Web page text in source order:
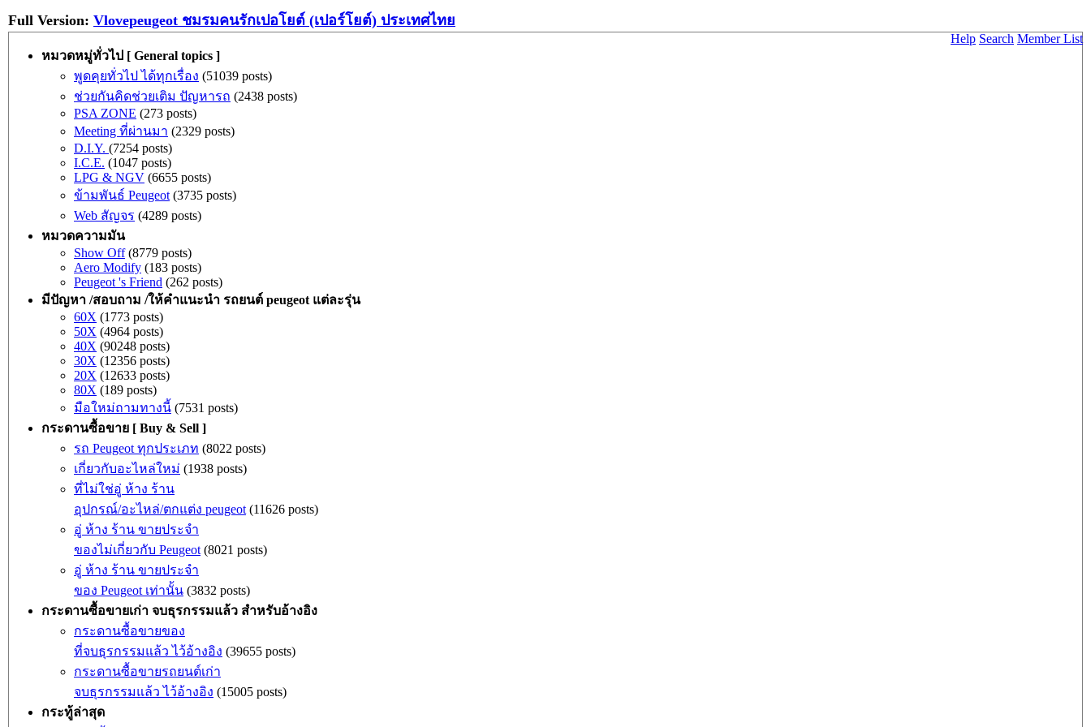
Full Version: Vlovepeugeot ชมรมคนรักเปอโยต์ (เปอร์โยต์) ประเทศไทย
Help Search Member List
หมวดหมู่ทั่วไป [ General topics ]
พูดคุยทั่วไป ได้ทุกเรื่อง (51039 posts)
ช่วยกันคิดช่วยเติม ปัญหารถ (2438 posts)
PSA ZONE (273 posts)
Meeting ที่ผ่านมา (2329 posts)
D.I.Y. (7254 posts)
I.C.E. (1047 posts)
LPG & NGV (6655 posts)
ข้ามพันธ์ Peugeot (3735 posts)
Web สัญจร (4289 posts)
หมวดความมัน
Show Off(8779 posts)
Aero Modify (183 posts)
Peugeot 's Friend (262 posts)
มีปัญหา /สอบถาม /ให้คำแนะนำ รถยนต์ peugeot แต่ละรุ่น
60X (1773 posts)
50X (4964 posts)
40X (90248 posts)
30X (12356 posts)
20X (12633 posts)
80X (189 posts)
มือใหม่ถามทางนี้ (7531 posts)
กระดานซื้อขาย [ Buy & Sell ]
รถ Peugeot ทุกประเภท (8022 posts)
เกี่ยวกับอะไหล่ใหม่ (1938 posts)
ที่ไม่ใช่อู่ ห้าง ร้าน
อุปกรณ์/อะไหล่/ตกแต่ง peugeot (11626 posts)
อู่ ห้าง ร้าน ขายประจำ
ของไม่เกี่ยวกับ Peugeot (8021 posts)
อู่ ห้าง ร้าน ขายประจำ
ของ Peugeot เท่านั้น (3832 posts)
กระดานซื้อขายเก่า จบธุรกรรมแล้ว สำหรับอ้างอิง
กระดานซื้อขายของ
ที่จบธุรกรรมแล้ว ไว้อ้างอิง (39655 posts)
กระดานซื้อขายรถยนต์เก่า
จบธุรกรรมแล้ว ไว้อ้างอิง (15005 posts)
กระทู้ล่าสุด